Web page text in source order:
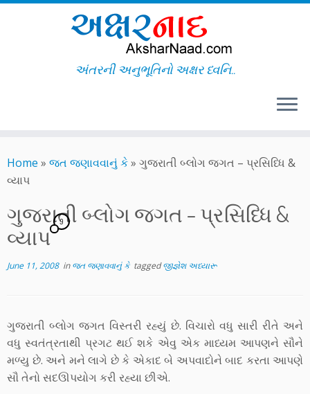
to
content
અંતરની અનુભૂતિનો અક્ષર ધ્વનિ..
Home » જત જણાવવાનું કે» ગુજરાતી બ્લોગ જગત – પ્રસિધ્ધિ &
વ્યાપ
ગુજરાતી બ્લોગ જગત – પ્રસિધ્ધિ &
વ્યાપ
9
June 11, 2008inજત જણાવવાનું કે taggedજીજ્ઞેશ અધ્યારૂ
ગુજરાતી બ્લોગ જગત વિસ્તરી રહ્યું છે. વિચારો વધુ સારી રીતે અને
વધુ સ્વતંત્રતાથી પ્રગટ થઈ શકે એવુ એક માધ્યમ આપણને સૌને
મળ્યુ છે. અને મને લાગે છે કે એકાદ બે અપવાદોને બાદ કરતા આપણે
સૌ તેનો સદઊપયોગ કરી રહ્યા છીએ.